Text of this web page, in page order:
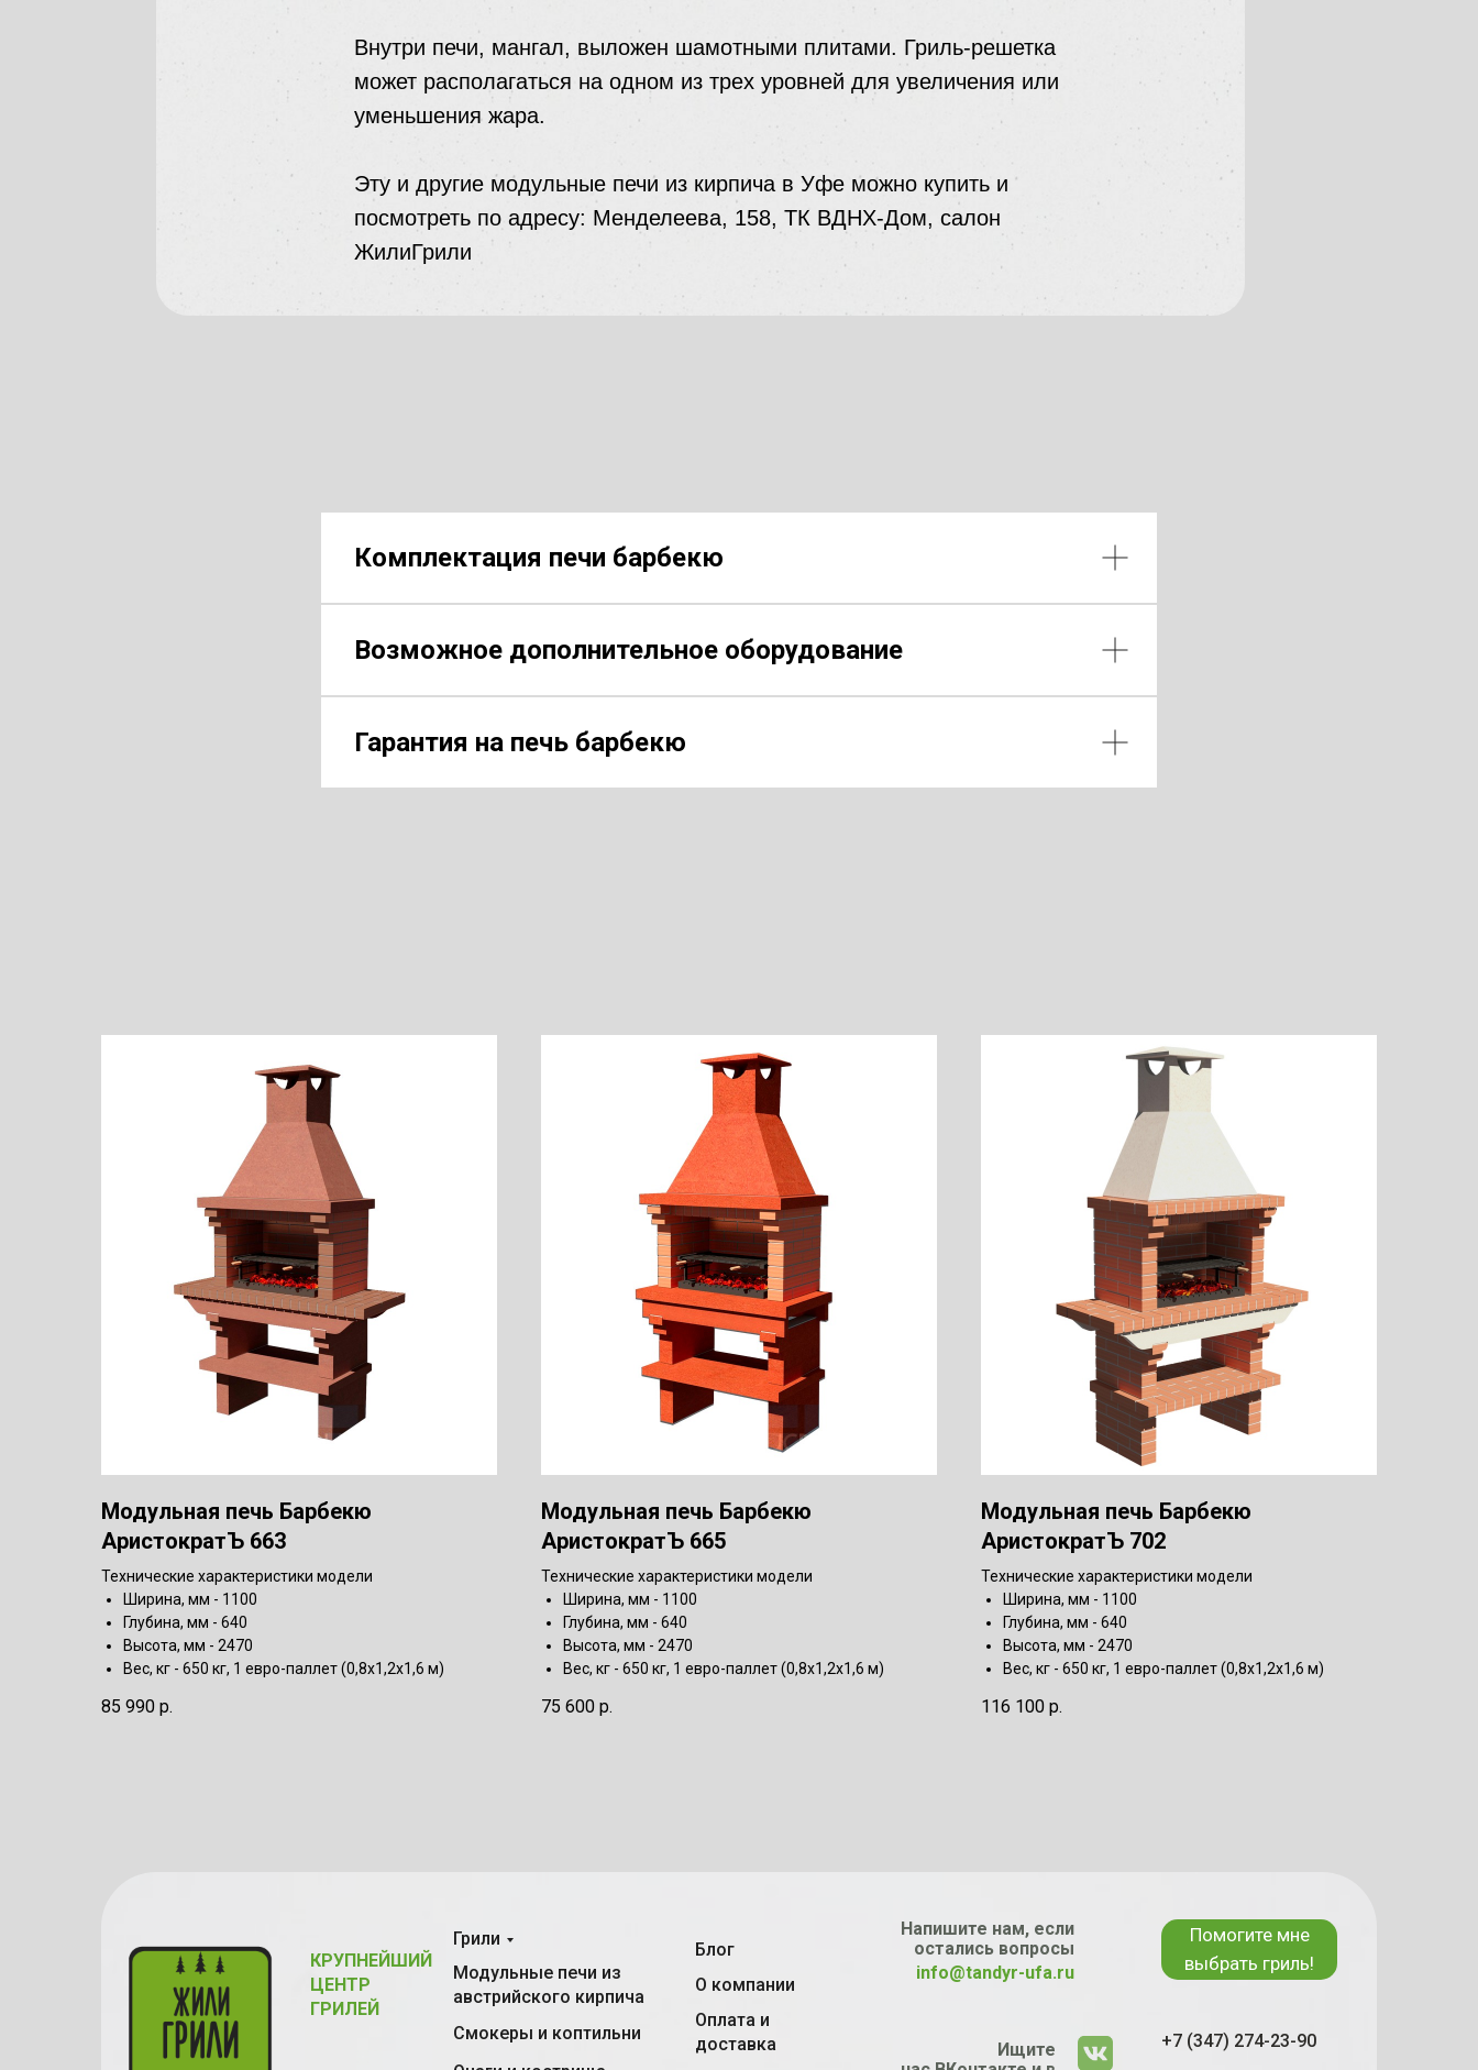
Внутри печи, мангал, выложен шамотными плитами. Гриль-решетка
может располагаться на одном из трех уровней для увеличения или
уменьшения жара.
Эту и другие модульные печи из кирпича в Уфе можно купить и
посмотреть по адресу: Менделеева, 158, ТК ВДНХ-Дом, салон
ЖилиГрили
Комплектация печи барбекю
Возможное дополнительное оборудование
Гарантия на печь барбекю
Модульная печь Барбекю
АристократЪ 663
Технические характеристики модели
Ширина, мм - 1100
Глубина, мм - 640
Высота, мм - 2470
Вес, кг - 650 кг, 1 евро-паллет (0,8х1,2х1,6 м)
85 990 р.
Модульная печь Барбекю
АристократЪ 665
Технические характеристики модели
Ширина, мм - 1100
Глубина, мм - 640
Высота, мм - 2470
Вес, кг - 650 кг, 1 евро-паллет (0,8х1,2х1,6 м)
75 600 р.
Модульная печь Барбекю
АристократЪ 702
Технические характеристики модели
Ширина, мм - 1100
Глубина, мм - 640
Высота, мм - 2470
Вес, кг - 650 кг, 1 евро-паллет (0,8х1,2х1,6 м)
116 100 р.
Напишите нам, если
остались вопросы
Модульные печи из
австрийского кирпича
Смокеры и коптильни
Блог
О компании
Оплата и
доставка
Грили
Ищите
КРУПНЕЙШИЙ
ЦЕНТР
ГРИЛЕЙ
Помогите мне
выбрать гриль!
info@tandyr-ufa.ru
+7 (347) 274-23-90